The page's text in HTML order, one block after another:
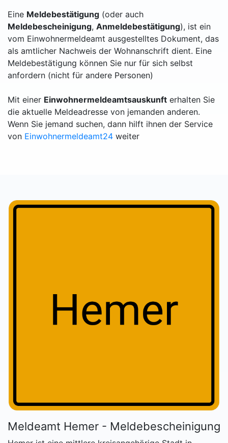
Eine Meldebestätigung (oder auch
Meldebescheinigung, Anmeldebestätigung), ist ein
vom Einwohnermeldeamt ausgestelltes Dokument, das
als amtlicher Nachweis der Wohnanschrift dient. Eine
Meldebestätigung können Sie nur für sich selbst
anfordern (nicht für andere Personen)
Mit einer Einwohnermeldeamtsauskunft erhalten Sie
die aktuelle Meldeadresse von jemanden anderen.
Wenn Sie jemand suchen, dann hilft ihnen der Service
von Einwohnermeldeamt24 weiter
Meldeamt Hemer - Meldebescheinigung